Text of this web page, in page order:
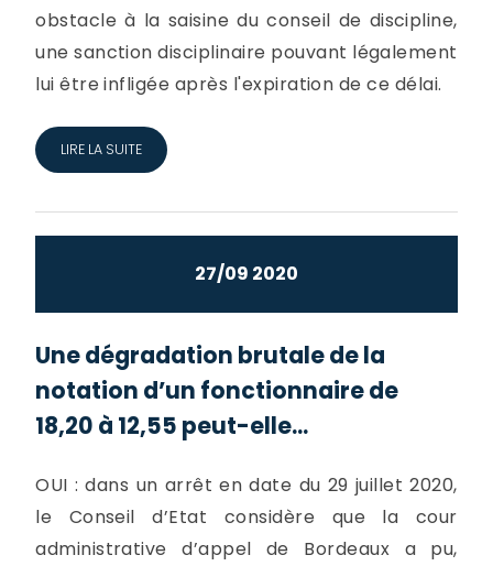
obstacle à la saisine du conseil de discipline,
une sanction disciplinaire pouvant légalement
lui être infligée après l'expiration de ce délai.
LIRE LA SUITE
27/09 2020
Une dégradation brutale de la
notation d’un fonctionnaire de
18,20 à 12,55 peut-elle...
OUI : dans un arrêt en date du 29 juillet 2020,
le Conseil d’Etat considère que la cour
administrative d’appel de Bordeaux a pu,